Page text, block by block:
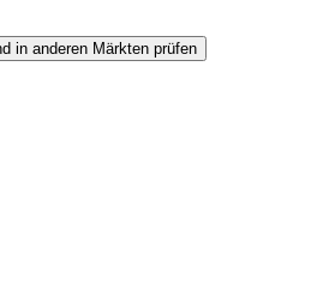
in anderen Märkten prüfen